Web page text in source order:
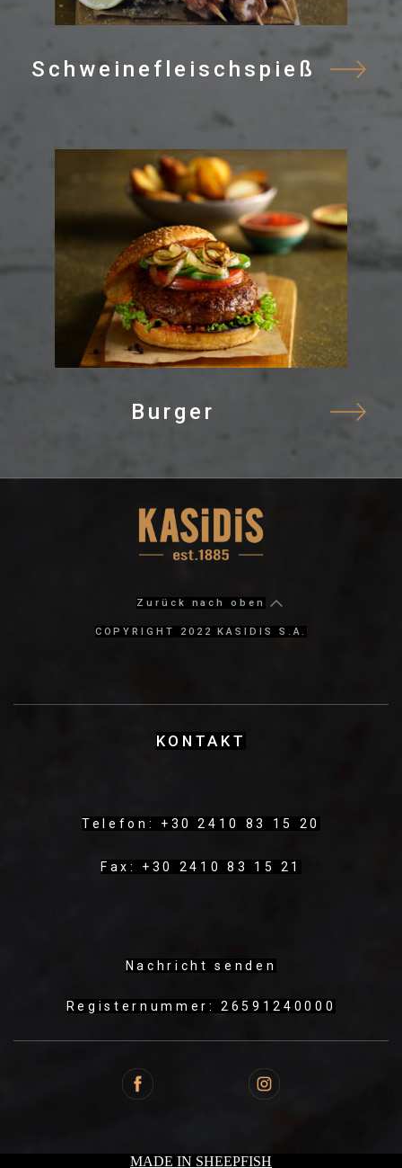
Schweinefleischspieß
Burger
Zurück nach oben
COPYRIGHT 2022 KASIDIS S.A.
KΟΝΤΑΚΤ
Telefon: +30 2410 83 15 20
Fax: +30 2410 83 15 21
Nachricht senden
Registernummer: 26591240000
MADE IN SHEEPFISH